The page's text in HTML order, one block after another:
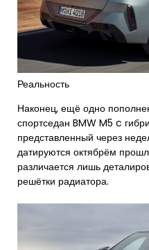
Реальность
Наконец, ещё одно
спортседан BMW M5 c
представленный через
датируются октябрём
различается лишь
решётки радиатора.